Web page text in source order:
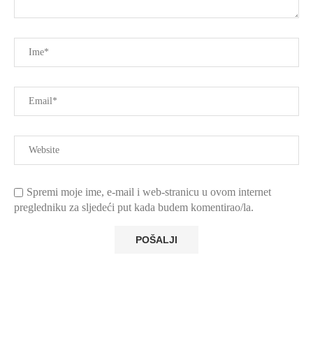
Spremi moje ime, e-mail i web-stranicu u ovom internet
pregledniku za sljedeći put kada budem komentirao/la.